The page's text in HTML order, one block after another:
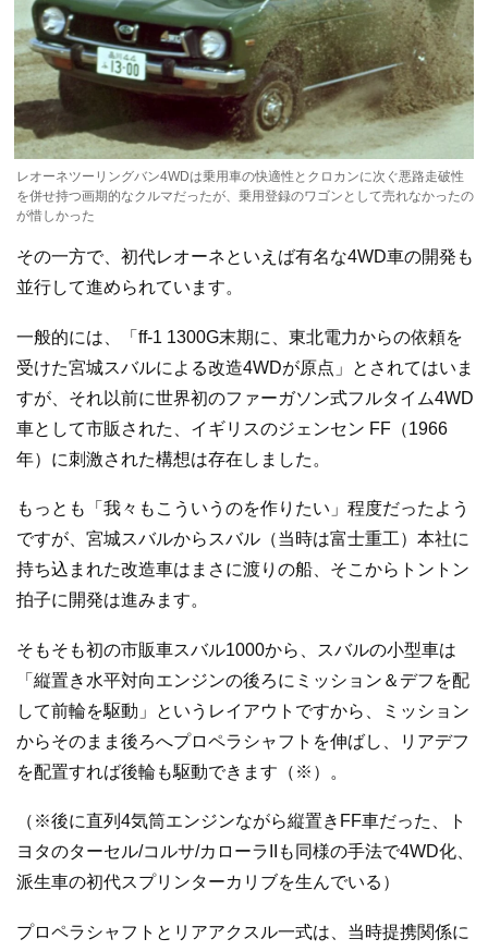
レオーネツーリングバン4WDは乗用車の快適性とクロカンに次ぐ悪路走破性
を併せ持つ画期的なクルマだったが、乗用登録のワゴンとして売れなかったの
が惜しかった
その一方で、初代レオーネといえば有名な4WD車の開発も
並行して進められています。
一般的には、「ff-1 1300G末期に、東北電力からの依頼を
受けた宮城スバルによる改造4WDが原点」とされてはいま
すが、それ以前に世界初のファーガソン式フルタイム4WD
車として市販された、イギリスのジェンセン FF（1966
年）に刺激された構想は存在しました。
もっとも「我々もこういうのを作りたい」程度だったよう
ですが、宮城スバルからスバル（当時は富士重工）本社に
持ち込まれた改造車はまさに渡りの船、そこからトントン
拍子に開発は進みます。
そもそも初の市販車スバル1000から、スバルの小型車は
「縦置き水平対向エンジンの後ろにミッション＆デフを配
して前輪を駆動」というレイアウトですから、ミッション
からそのまま後ろへプロペラシャフトを伸ばし、リアデフ
を配置すれば後輪も駆動できます（※）。
（※後に直列4気筒エンジンながら縦置きFF車だった、ト
ヨタのターセル/コルサ/カローラIIも同様の手法で4WD化、
派生車の初代スプリンターカリブを生んでいる）
プロペラシャフトとリアアクスル一式は、当時提携関係に